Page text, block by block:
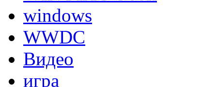
windows
WWDC
Видео
игра